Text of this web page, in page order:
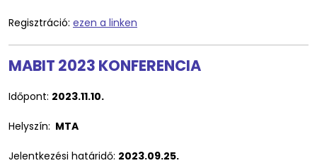
Regisztráció: ezen a linken
MABIT 2023 KONFERENCIA
Időpont: 2023.11.10.
Helyszín: MTA
Jelentkezési határidő: 2023.09.25.